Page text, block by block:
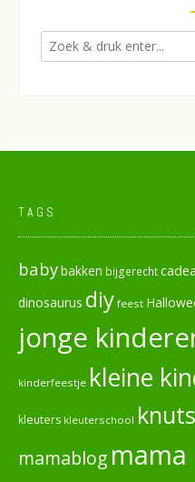
TAGS
babybakken bijgerecht
dinosaurus diy feest
jonge
kinderfeestje kleine
kleuters kleuterschool
mamablog